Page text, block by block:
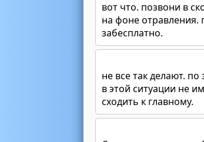
вот что. позвони в
на фоне отравления.
забесплатно.
не все так делают.
в этой ситуации не
сходить к главному.